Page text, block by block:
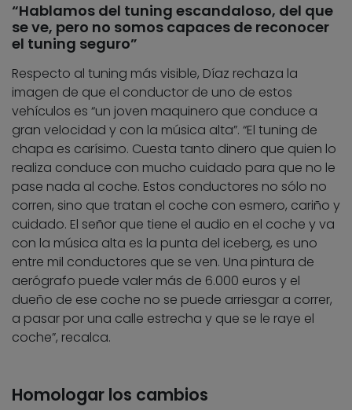
“Hablamos del tuning escandaloso, del que
se ve, pero no somos capaces de reconocer
el tuning seguro”
Respecto al tuning más visible, Díaz rechaza la
imagen de que el conductor de uno de estos
vehículos es “un joven maquinero que conduce a
gran velocidad y con la música alta”. “El tuning de
chapa es carísimo. Cuesta tanto dinero que quien lo
realiza conduce con mucho cuidado para que no le
pase nada al coche. Estos conductores no sólo no
corren, sino que tratan el coche con esmero, cariño y
cuidado. El señor que tiene el audio en el coche y va
con la música alta es la punta del iceberg, es uno
entre mil conductores que se ven. Una pintura de
aerógrafo puede valer más de 6.000 euros y el
dueño de ese coche no se puede arriesgar a correr,
a pasar por una calle estrecha y que se le raye el
coche”, recalca.
Homologar los cambios